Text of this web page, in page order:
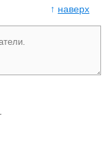
↑ наверх